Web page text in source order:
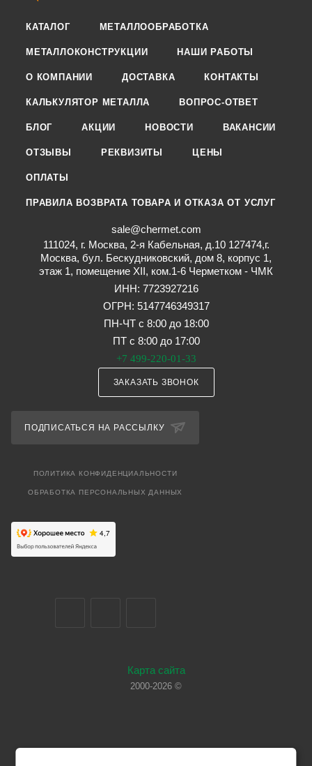
КАТАЛОГ МЕТАЛЛООБРАБОТКА
МЕТАЛЛОКОНСТРУКЦИИ НАШИ РАБОТЫ
О КОМПАНИИ ДОСТАВКА КОНТАКТЫ
КАЛЬКУЛЯТОР МЕТАЛЛА ВОПРОС-ОТВЕТ
БЛОГ АКЦИИ НОВОСТИ ВАКАНСИИ
ОТЗЫВЫ РЕКВИЗИТЫ ЦЕНЫ
ОПЛАТЫ
ПРАВИЛА ВОЗВРАТА ТОВАРА И ОТКАЗА ОТ УСЛУГ
sale@chermet.com
111024, г. Москва, 2-я Кабельная, д.10 127474,г.
Москва, бул. Бескудниковский, дом 8, корпус 1,
этаж 1, помещение XII, ком.1-6 Черметком - ЧМК
ИНН: 7723927216
ОГРН: 5147746349317
ПН-ЧТ с 8:00 до 18:00
ПТ с 8:00 до 17:00
+7 499-220-01-33
ЗАКАЗАТЬ ЗВОНОК
ПОДПИСАТЬСЯ НА РАССЫЛКУ
ПОЛИТИКА КОНФИДЕНЦИАЛЬНОСТИ
ОБРАБОТКА ПЕРСОНАЛЬНЫХ ДАННЫХ
Карта сайта
2000-2026 ©